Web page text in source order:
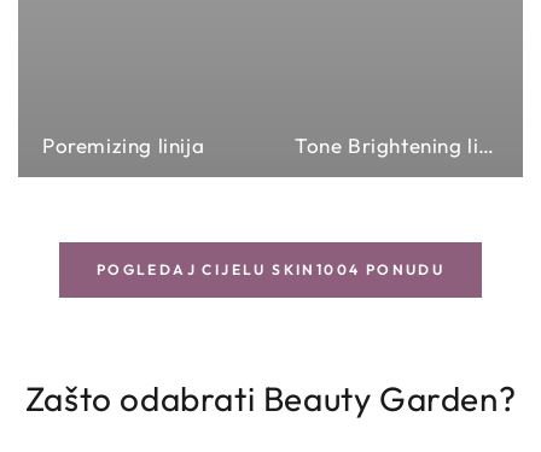
Poremizing linija Tone Brightening linija
POGLEDAJ CIJELU SKIN1004 PONUDU
Zašto odabrati Beauty Garden?